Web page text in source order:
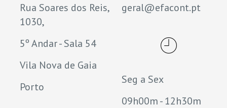
Rua Soares dos Reis,
1030,
5º Andar - Sala 54
Vila Nova de Gaia
Porto
geral@efacont.pt
Seg a Sex
09h00m - 12h30m